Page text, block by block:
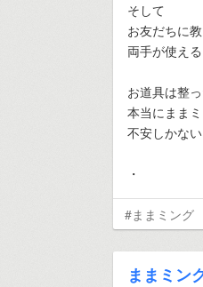
そして
お友だちに
両手が使え
お道具は整
本当にまま
不安しかな
・
#ままミング
ままミン